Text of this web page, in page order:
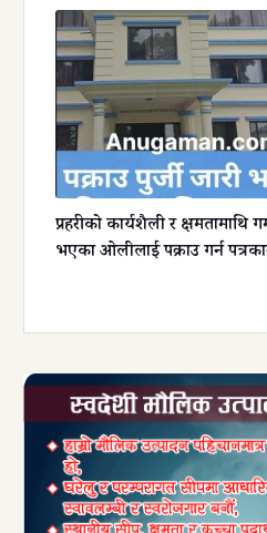
प्रहरीको कार्यशैली र क्षमतामाथि
भएका ओलीलाई पक्राउ गर्न